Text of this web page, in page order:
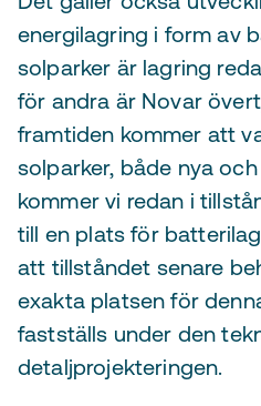
energilagring i form av
solparker är lagring
för andra är Novar
framtiden kommer att
solparker, både nya
kommer vi redan i
till en plats för
att tillståndet senare
exakta platsen för
fastställs under den
detaljprojekteringen.